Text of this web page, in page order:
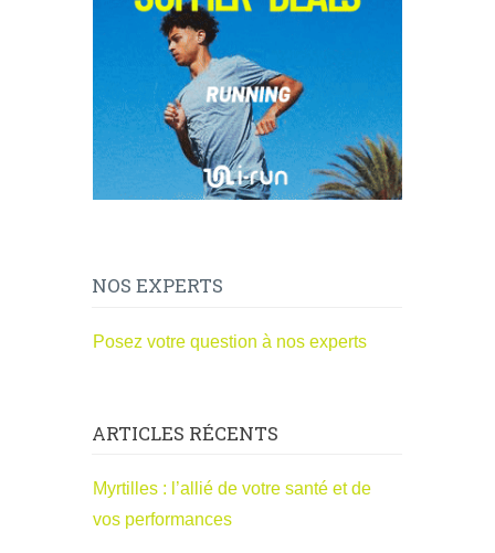
NOS EXPERTS
Posez votre question à nos experts
ARTICLES RÉCENTS
Myrtilles : l’allié de votre santé et de
vos performances